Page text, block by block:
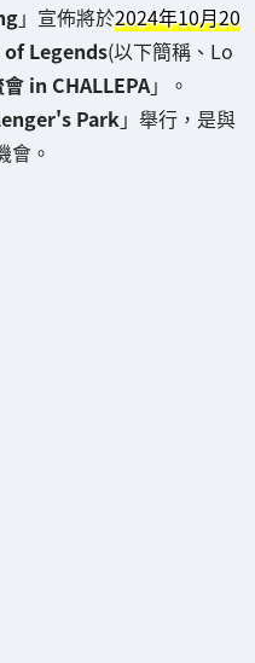
」宣佈將於2024年10月20
of Legends(以下簡稱、Lo
in CHALLEPA」。
Park 」舉行，是與
會。